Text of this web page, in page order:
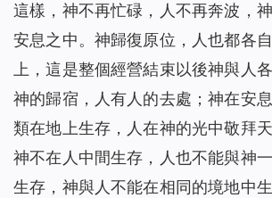
這樣，神不再忙碌，人不再奔波，
安息之中。神歸復原位，人也都各
上，這是整個經營結束以後神與人
神的歸宿，人有人的去處；神在安
類在地上生存，人在神的光中敬拜
神不在人中間生存，人也不能與神
生存，神與人不能在相同的境地中